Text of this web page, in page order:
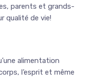
parents et grands-
qualité de vie!
alimentation
l’esprit et même